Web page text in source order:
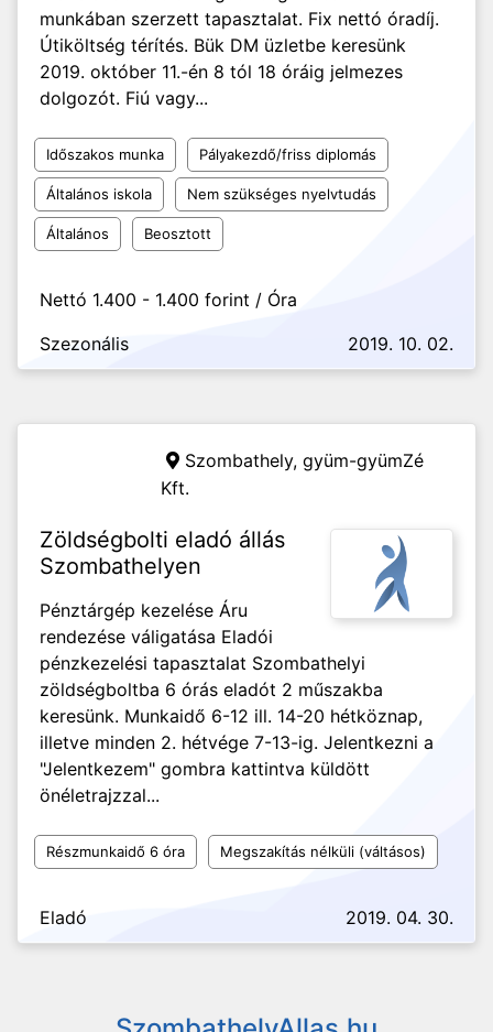
munkában szerzett tapasztalat. Fix nettó óradíj.
Útiköltség térítés. Bük DM üzletbe keresünk
2019. október 11.-én 8 tól 18 óráig jelmezes
dolgozót. Fiú vagy...
Időszakos munka Pályakezdő/friss diplomás
Általános iskola Nem szükséges nyelvtudás
Általános Beosztott
Nettó 1.400 - 1.400 forint / Óra
Szezonális
2019. 10. 02.
Szombathely, gyüm-gyümZé
Kft.
Zöldségbolti eladó állás
Szombathelyen
Pénztárgép kezelése Áru
rendezése váligatása Eladói
pénzkezelési tapasztalat Szombathelyi
zöldségboltba 6 órás eladót 2 műszakba
keresünk. Munkaidő 6-12 ill. 14-20 hétköznap,
illetve minden 2. hétvége 7-13-ig. Jelentkezni a
"Jelentkezem" gombra kattintva küldött
önéletrajzzal...
Részmunkaidő 6 óra Megszakítás nélküli (váltásos)
Eladó 2019. 04. 30.